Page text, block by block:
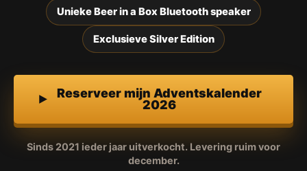
Unieke Beer in a Box Bluetooth speaker
Exclusieve Silver Edition
Reserveer mijn Adventskalender
2026
Sinds 2021 ieder jaar uitverkocht. Levering ruim voor
december.